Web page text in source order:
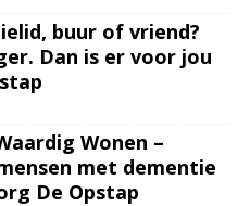
buur of vriend?
Dan is er voor jou
Wonen –
met dementie
De Opstap